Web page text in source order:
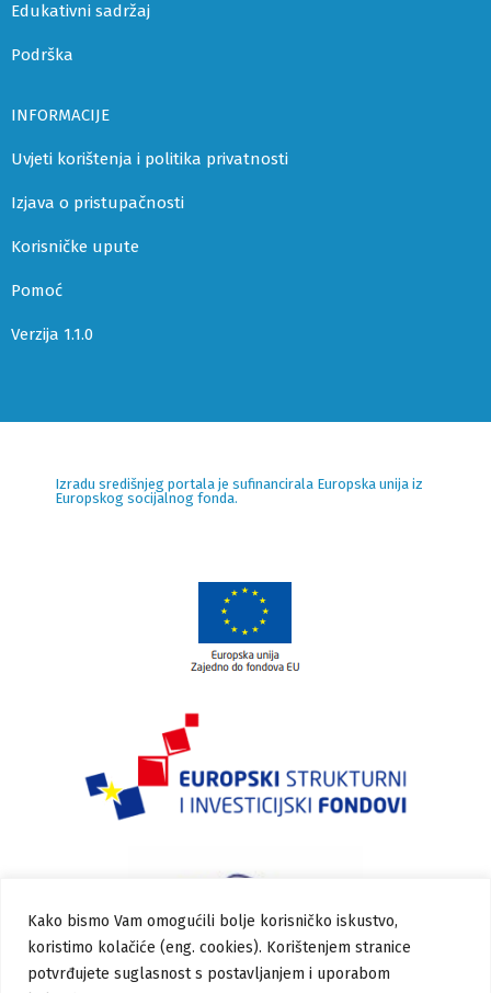
Kako bismo Vam omogućili bolje korisničko iskustvo,
koristimo kolačiće (eng. cookies). Korištenjem stranice
potvrđujete suglasnost s postavljanjem i uporabom
Edukativni sadržaj
Podrška
INFORMACIJE
Uvjeti korištenja i politika privatnosti
Izjava o pristupačnosti
Korisničke upute
Pomoć
Verzija 1.1.0
Izradu središnjeg portala je sufinancirala Europska unija iz
Europskog socijalnog fonda.